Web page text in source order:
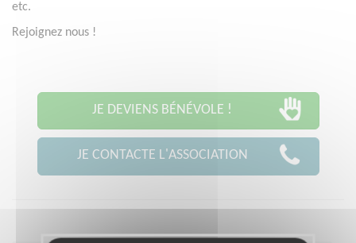
etc.
Rejoignez nous !
JE DEVIENS BÉNÉVOLE !
JE CONTACTE L'ASSOCIATION